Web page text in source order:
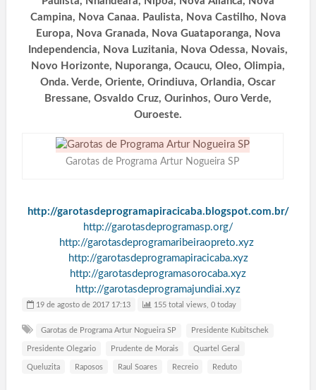
Campina, Nova Canaa. Paulista, Nova Castilho, Nova
Europa, Nova Granada, Nova Guataporanga, Nova
Independencia, Nova Luzitania, Nova Odessa, Novais,
Novo Horizonte, Nuporanga, Ocaucu, Oleo, Olimpia,
Onda. Verde, Oriente, Orindiuva, Orlandia, Oscar
Bressane, Osvaldo Cruz, Ourinhos, Ouro Verde,
Ouroeste.
Garotas de Programa Artur Nogueira SP
http://garotasdeprogramapiracicaba.blogspot.com.br/
http://garotasdeprogramasp.org/
http://garotasdeprogramaribeiraopreto.xyz
http://garotasdeprogramapiracicaba.xyz
http://garotasdeprogramasorocaba.xyz
http://garotasdeprogramajundiai.xyz
19 de agosto de 2017 17:13 155 total views, 0 today
Garotas de Programa Artur Nogueira SP Presidente Kubitschek
Presidente Olegario Prudente de Morais Quartel Geral
Queluzita Raposos Raul Soares Recreio Reduto